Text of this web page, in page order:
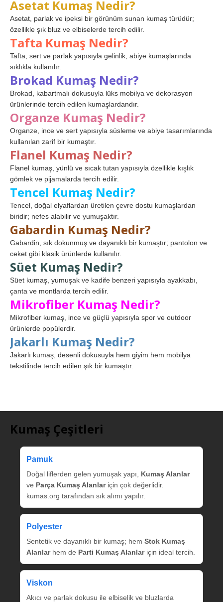
Asetat Kumaş Nedir?
Asetat, parlak ve ipeksi bir görünüm sunan kumaş türüdür;
özellikle şık bluz ve elbiselerde tercih edilir.
Tafta Kumaş Nedir?
Tafta, sert ve parlak yapısıyla gelinlik, abiye kumaşlarında
sıklıkla kullanılır.
Brokad Kumaş Nedir?
Brokad, kabartmalı dokusuyla lüks mobilya ve dekorasyon
ürünlerinde tercih edilen kumaşlardandır.
Organze Kumaş Nedir?
Organze, ince ve sert yapısıyla süsleme ve abiye tasarımlarında
kullanılan zarif bir kumaştır.
Flanel Kumaş Nedir?
Flanel kumaş, yünlü ve sıcak tutan yapısıyla özellikle kışlık
gömlek ve pijamalarda tercih edilir.
Tencel Kumaş Nedir?
Tencel, doğal elyaflardan üretilen çevre dostu kumaşlardan
biridir; nefes alabilir ve yumuşaktır.
Gabardin Kumaş Nedir?
Gabardin, sık dokunmuş ve dayanıklı bir kumaştır; pantolon ve
ceket gibi klasik ürünlerde kullanılır.
Süet Kumaş Nedir?
Süet kumaş, yumuşak ve kadife benzeri yapısıyla ayakkabı,
çanta ve montlarda tercih edilir.
Mikrofiber Kumaş Nedir?
Mikrofiber kumaş, ince ve güçlü yapısıyla spor ve outdoor
ürünlerde popülerdir.
Jakarlı Kumaş Nedir?
Jakarlı kumaş, desenli dokusuyla hem giyim hem mobilya
tekstilinde tercih edilen şık bir kumaştır.
Kumaş Çeşitleri
Pamuk
Doğal liflerden gelen yumuşak yapı, Kumaş Alanlar
ve Parça Kumaş Alanlariçin çok değerlidir.
kumas.org tarafından sık alımı yapılır.
Polyester
Sentetik ve dayanıklı bir kumaş; hem Stok Kumaş
Alanlarhem de Parti Kumaş Alanlariçin ideal tercih.
Viskon
Akıcı ve parlak dokusu ile elbiselik ve bluzlarda